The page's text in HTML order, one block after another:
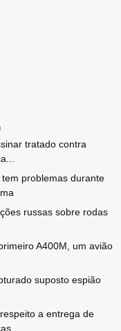
tratado contra
tem problemas durante
russas sobre rodas
A400M, um avião
suposto espião
a entrega de